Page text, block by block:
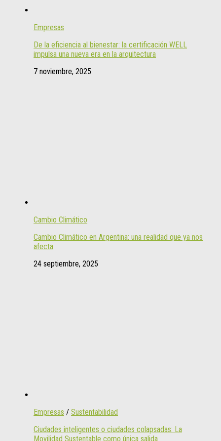
Empresas
De la eficiencia al bienestar: la certificación WELL
impulsa una nueva era en la arquitectura
7 noviembre, 2025
Cambio Climático
Cambio Climático en Argentina: una realidad que ya nos
afecta
24 septiembre, 2025
Empresas / Sustentabilidad
Ciudades inteligentes o ciudades colapsadas: La
Movilidad Sustentable como única salida